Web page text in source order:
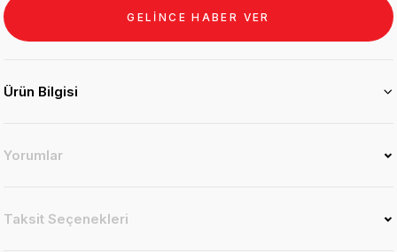
GELİNCE HABER VER
Ürün Bilgisi
Yorumlar
Taksit Seçenekleri